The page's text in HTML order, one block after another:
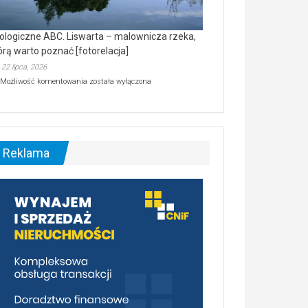
ABC. Liswarta – malownicza rzeka,
warto poznać [fotorelacja]
22 lipca, 2026
Możliwość komentowania Ekologiczne
–
malownicza
[fotorelacja]
została wyłączona
Reklama